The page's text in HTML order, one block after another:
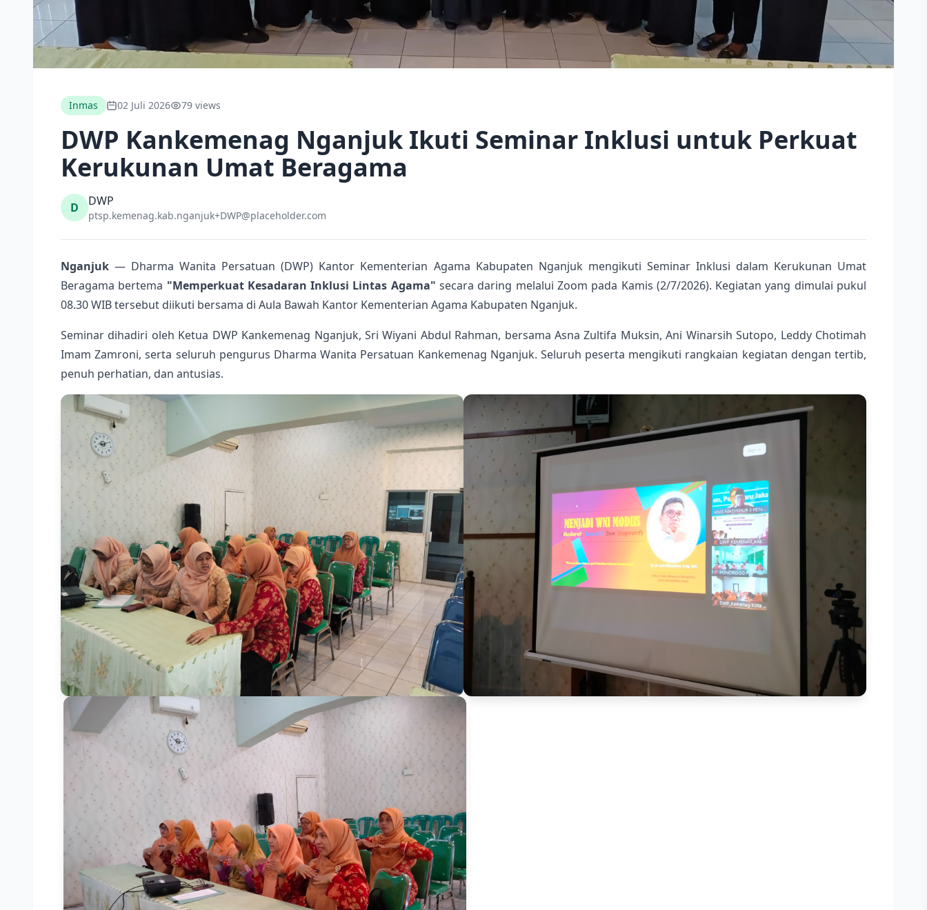
Inmas 02 Juli 2026 79 views
DWP Kankemenag Nganjuk Ikuti Seminar Inklusi untuk Perkuat
Kerukunan Umat Beragama
D DWP
ptsp.kemenag.kab.nganjuk+DWP@placeholder.com
Nganjuk — Dharma Wanita Persatuan (DWP) Kantor Kementerian Agama Kabupaten Nganjuk mengikuti Seminar Inklusi dalam Kerukunan Umat
Beragama bertema "Memperkuat Kesadaran Inklusi Lintas Agama" secara daring melalui Zoom pada Kamis (2/7/2026). Kegiatan yang dimulai pukul
08.30 WIB tersebut diikuti bersama di Aula Bawah Kantor Kementerian Agama Kabupaten Nganjuk.
Seminar dihadiri oleh Ketua DWP Kankemenag Nganjuk, Sri Wiyani Abdul Rahman, bersama Asna Zultifa Muksin, Ani Winarsih Sutopo, Leddy Chotimah
Imam Zamroni, serta seluruh pengurus Dharma Wanita Persatuan Kankemenag Nganjuk. Seluruh peserta mengikuti rangkaian kegiatan dengan tertib,
penuh perhatian, dan antusias.